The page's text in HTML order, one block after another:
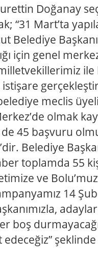
Doğanay
“31 Mart’ta
Belediye
için genel
ile
meclis
olmak
45 başvuru
Belediye
toplamda 55
ve
14
boş